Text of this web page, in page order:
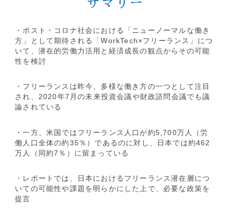
サマリー
・ポスト・コロナ社会における「ニューノーマルな働き
方」として期待される「WorkTech×フリーランス」につ
いて、潜在的労働力活用と経済成長の観点からその可能
性を検討
・フリーランスは昨今、多様な働き方の一つとして注目
され、2020年7月の未来投資会議や財政諮問会議でも議
論されている
・一方、米国ではフリーランス人口が約5,700万人（労
働人口全体の約35％）であるのに対し、日本では約462
万人（同約7％）に留まっている
・レポートでは、日本におけるフリーランス潜在層につ
いての可能性や課題を明らかにした上で、必要な政策を
提言